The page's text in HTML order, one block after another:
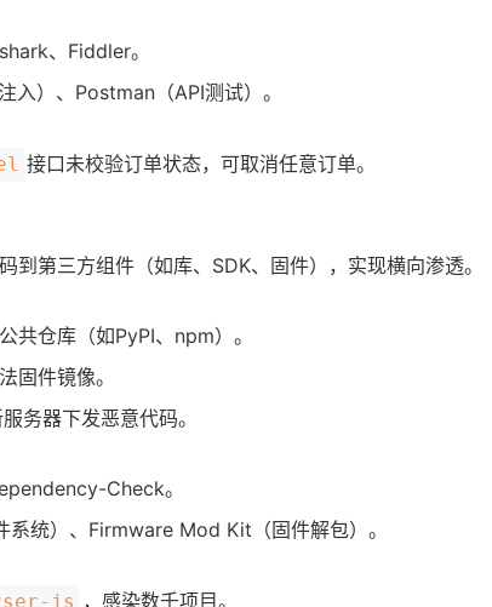
、Fiddler。
入）、Postman（API测试）。
接口未校验订单状态，可取消任意订单。
到第三方组件（如库、SDK、固件），实现横向渗透。
共仓库（如PyPI、npm）。
固件镜像。
务器下发恶意代码。
Check。
系统）、Firmware Mod Kit（固件解包）。
js ，感染数千项目。